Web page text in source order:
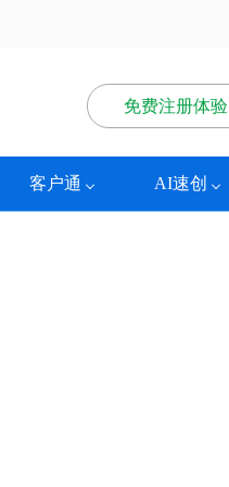
客户通 AI速创
免费注册体验